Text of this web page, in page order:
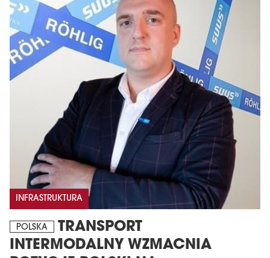
INFRASTRUKTURA
POLSKA
TRANSPORT
INTERMODALNY WZMACNIA